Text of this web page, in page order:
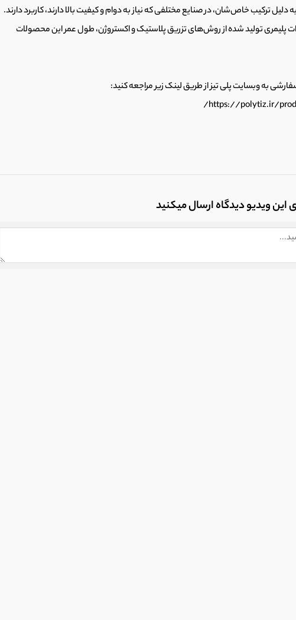
ترکیب خاص‌شان، در صنایع مختلفی که نیاز به دوام و کیفیت بالا دارند، کاربرد دارند.
پلیمری تولید شده از روش‌های تزریق پلاستیک و اکستروژن، طول عمر این محصولات
به وبسایت پلی تیز از طریق لینک زیر مراجعه کنید:
https://polytiz.ir/
این ویدیو دیدگاه ارسال میکنید